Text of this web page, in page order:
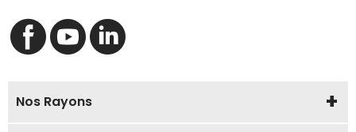
Nos Rayons